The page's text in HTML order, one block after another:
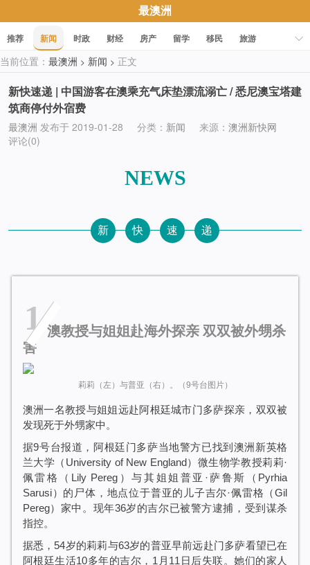
最澳洲
推荐 新闻 时政 财经 房产 留学 移民
旅游
科技
职场 美食 文化
当前位置： 最澳洲 > 新闻 > 正文
新快速递 | 中国游客在澳乘充气床垫漂流溺亡 / 悉尼澳宝塔建
筑商停付外宿费
最澳洲 发布于 2019-01-28 分类： 新闻 来源： 澳洲新快网
评论(0)
NEWS
新 快 速 递
1 澳教授与姐姐赴海外探亲 双双被外甥杀
害
莉莉（左）与普亚（右）。（9号台图片）
澳洲一名教授与姐姐远赴阿根廷城市门多萨探亲，双双被
发现死于外甥家中。
据9号台报道，阿根廷门多萨当地警方已找到澳洲新英格
兰大学（University of New England）微生物学教授莉莉·
佩雷格（Lily Pereg）与其姐姐普亚·萨鲁斯（Pyrhia
Sarusi）的尸体，地点位于普亚的儿子吉尔·佩雷格（Gil
Pereg）家中。现年36岁的吉尔已被警方逮捕，受到谋杀
指控。
据悉，54岁的莉莉与63岁的普亚早前远赴门多萨看望已在
阿根廷生活10多年的吉尔，1月11日后失联。她们的家人